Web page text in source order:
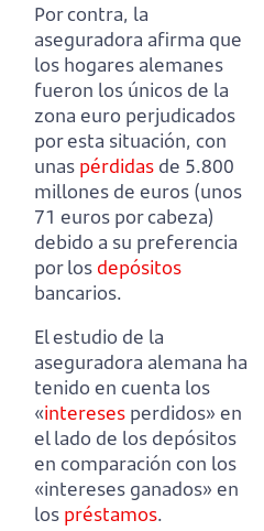
Por contra, la
aseguradora afirma que
los hogares alemanes
fueron los únicos de la
zona euro perjudicados
por esta situación, con
unas pérdidas de 5.800
millones de euros (unos
71 euros por cabeza)
debido a su preferencia
por los depósitos
bancarios.
El estudio de la
aseguradora alemana ha
tenido en cuenta los
«intereses perdidos» en
el lado de los depósitos
en comparación con los
«intereses ganados» en
los préstamos.